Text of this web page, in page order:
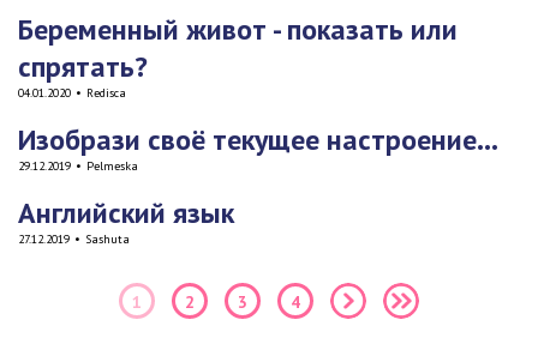
Беременный живот - показать или
спрятать?
04.01.2020 • Redisca
Изобрази своё текущее настроение...
29.12.2019 • Pelmeska
Английский язык
27.12.2019 • Sashuta
1 2 3 4